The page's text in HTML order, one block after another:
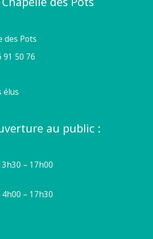
des Pots
91 50 76
élus
au public :
– 17h00
– 17h30